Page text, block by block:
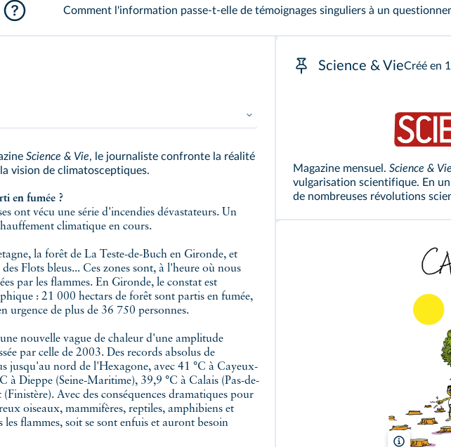
Comment l'information passe-t-elle de témoignages singuliers à un
Science & Vie, le journaliste confronte la réalité
vision de climatosceptiques.
en fumée ?
ont vécu une série d'incendies dévastateurs. Un
climatique en cours.
la forêt de La Teste-de-Buch en Gironde, et
Flots bleus... Ces zones sont, à l'heure où nous
par les flammes. En Gironde, le constat est
: 21 000 hectars de forêt sont partis en fumée,
urgence de plus de 36 750 personnes.
nouvelle vague de chaleur d'une amplitude
par celle de 2003. Des records absolus de
jusqu'au nord de l'Hexagone, avec 41 °C à Cayeux-
à Dieppe (Seine-Maritime), 39,9 °C à Calais (Pas-de-
Avec des conséquences dramatiques pour
oiseaux, mammifères, reptiles, amphibiens et
les flammes, soit se sont enfuis et auront besoin
Science & VieCréé en
Magazine mensuel. Science & Vie
vulgarisation scientifique. En
de nombreuses révolutions
Jean-